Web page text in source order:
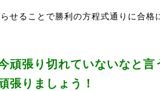
せることで勝利の方程式通りに合格
頑張り切れていないなと言
張りましょう！